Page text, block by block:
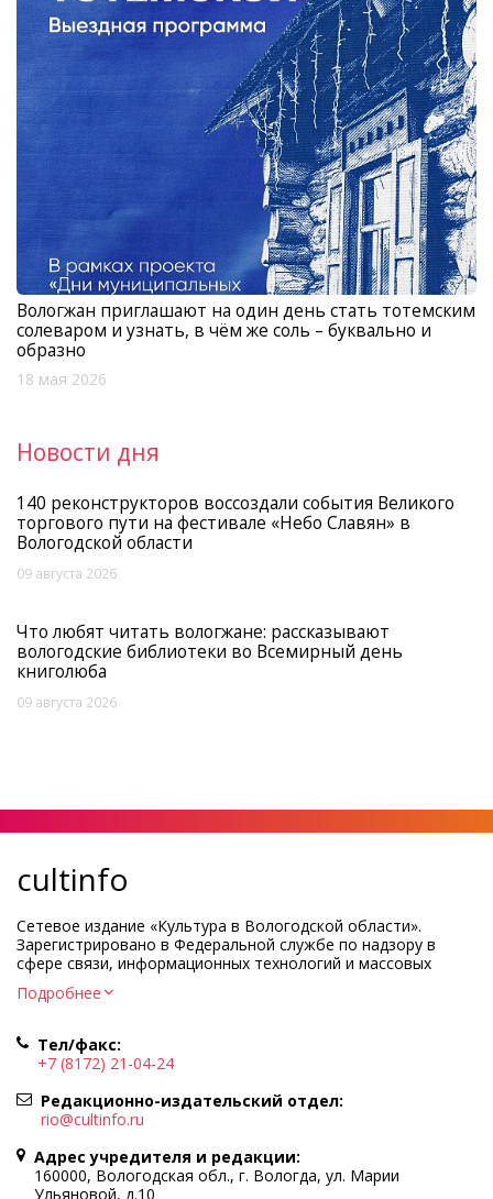
Вологжан приглашают на один день стать тотемским
солеваром и узнать, в чём же соль – буквально и
образно
18 мая 2026
Новости дня
140 реконструкторов воссоздали события Великого
торгового пути на фестивале «Небо Славян» в
Вологодской области
09 августа 2026
Что любят читать вологжане: рассказывают
вологодские библиотеки во Всемирный день
книголюба
09 августа 2026
cultinfo
Сетевое издание «Культура в Вологодской области».
Зарегистрировано в Федеральной службе по надзору в
сфере связи, информационных технологий и массовых
Регистрационный номер и дата принятия решения о
Учредитель КУ ВО «Информационно-аналитический центр
культуры»
Адрес учредителя и редакции: 160000, Вологодская обл., г.
Вологда, ул. Марии Ульяновой, д.10
Главный редактор — Легчанова Елена Григорьевна
Политика в отношении обработки персональных данных
Подробнее
Тел/факс:
+7 (8172) 21-04-24
Редакционно-издательский отдел:
rio@cultinfo.ru
Адрес учредителя и редакции:
160000, Вологодская обл., г. Вологда, ул. Марии
Ульяновой, д.10